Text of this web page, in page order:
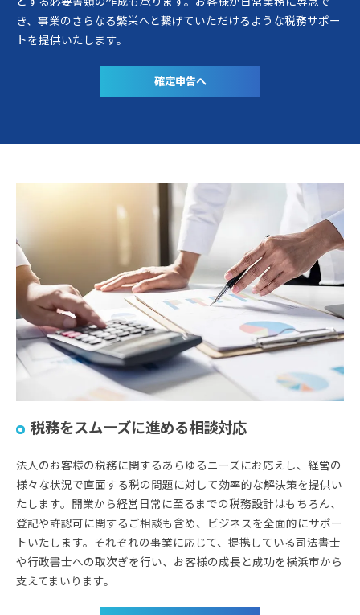
き、事業のさらなる繁栄へと繋げていただけるような税務サポー
トを提供いたします。
確定申告へ
税務をスムーズに進める相談対応
法人のお客様の税務に関するあらゆるニーズにお応えし、経営の
様々な状況で直面する税の問題に対して効率的な解決策を提供い
たします。開業から経営日常に至るまでの税務設計はもちろん、
登記や許認可に関するご相談も含め、ビジネスを全面的にサポー
トいたします。それぞれの事業に応じて、提携している司法書士
や行政書士への取次ぎを行い、お客様の成長と成功を横浜市から
支えてまいります。